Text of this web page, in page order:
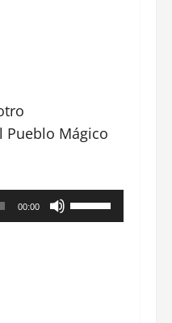
Mágico
00:00
Utiliza
las